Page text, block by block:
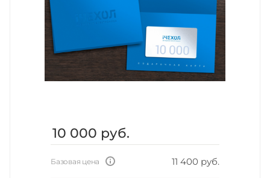
10 000 руб.
Базовая цена 11 400 руб.